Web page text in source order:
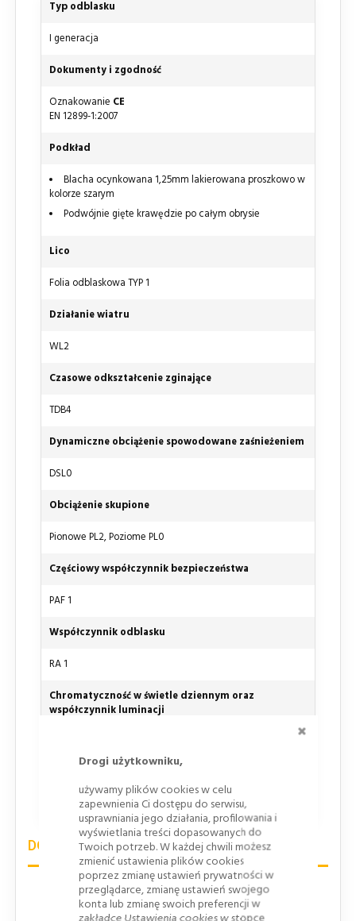
Drogi użytkowniku,
używamy plików cookies w celu
zapewnienia Ci dostępu do serwisu,
usprawniania jego działania, profilowania i
wyświetlania treści dopasowanych do
Twoich potrzeb. W każdej chwili możesz
zmienić ustawienia plików cookies
poprzez zmianę ustawień prywatności w
przeglądarce, zmianę ustawień swojego
konta lub zmianę swoich preferencji w
Typ odblasku
I generacja
Dokumenty i zgodność
Oznakowanie CE
EN 12899-1:2007
Podkład
Blacha ocynkowana 1,25mm lakierowana proszkowo w
kolorze szarym
Podwójnie gięte krawędzie po całym obrysie
Lico
Folia odblaskowa TYP 1
Działanie wiatru
WL2
Czasowe odkształcenie zginające
TDB4
Dynamiczne obciążenie spowodowane zaśnieżeniem
DSL0
Obciążenie skupione
Pionowe PL2, Poziome PL0
Częściowy współczynnik bezpieczeństwa
PAF 1
Współczynnik odblasku
RA 1
Chromatyczność w świetle dziennym oraz
współczynnik luminacji
SP1, Stal, powlekana ogniowo i lakierowana
DOBÓR WIELKOŚCI ZNAKÓW DROGOWYCH
Skrócone zasady doboru wielkości znaków w zależności
od rodzaju drogi i usytuowania znaku w tabeli poniżej: